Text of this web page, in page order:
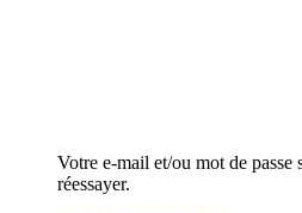
Votre e-mail et/ou mot de
réessayer.